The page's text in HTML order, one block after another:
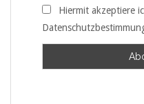
Hiermit akzeptiere